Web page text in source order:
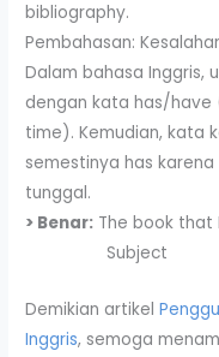
bibliography.
Pembahasan:
Dalam bahasa Inggris,
dengan kata has/
time). Kemudian, kata
semestinya has
tunggal.
> Benar: The book that
Subject
Demikian artikel
Inggris, semoga